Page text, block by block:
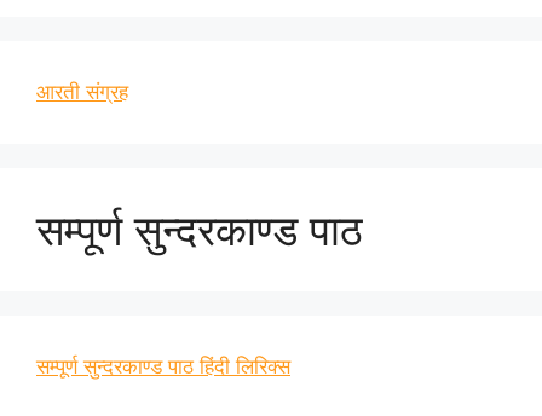
आरती संग्रह
सम्पूर्ण सुन्दरकाण्ड पाठ
सम्पूर्ण सुन्दरकाण्ड पाठ हिंदी लिरिक्स